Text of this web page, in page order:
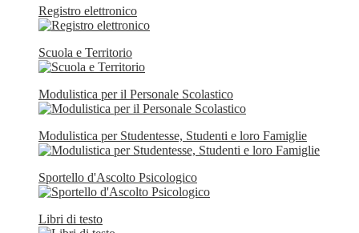
Registro elettronico
Scuola e Territorio
Modulistica per il Personale Scolastico
Modulistica per Studentesse, Studenti e loro Famiglie
Sportello d'Ascolto Psicologico
Libri di testo